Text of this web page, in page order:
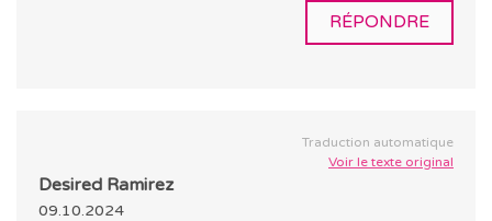
RÉPONDRE
Traduction automatique
Voir le texte original
Desired Ramirez
09.10.2024